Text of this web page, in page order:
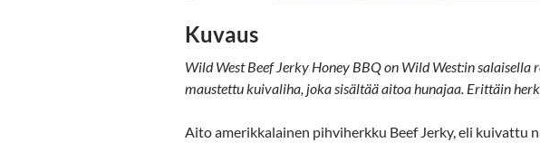
Kuvaus
Wild West Beef Jerky Honey BBQ on Wild West:in salaisella
maustettu kuivaliha, joka sisältää aitoa hunajaa. Erittäin
Aito amerikkalainen pihviherkku Beef Jerky, eli kuivattu